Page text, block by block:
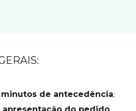
minutos de antecedência;